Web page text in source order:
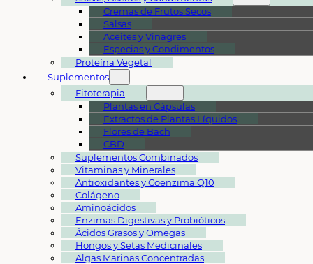
Cremas de Frutos Secos
Salsas
Aceites y Vinagres
Especias y Condimentos
Proteína Vegetal
Suplementos
Fitoterapia
Plantas en Cápsulas
Extractos de Plantas Líquidos
Flores de Bach
CBD
Suplementos Combinados
Vitaminas y Minerales
Antioxidantes y Coenzima Q10
Colágeno
Aminoácidos
Enzimas Digestivas y Probióticos
Ácidos Grasos y Omegas
Hongos y Setas Medicinales
Algas Marinas Concentradas